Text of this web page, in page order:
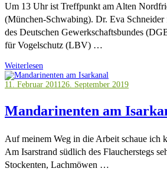
Um 13 Uhr ist Treffpunkt am Alten
(München-Schwabing). Dr. Eva
des Deutschen Gewerkschaftsbundes
für Vogelschutz (LBV) …
Weiterlesen
11. Februar 2011 26. September 2019
Mandarinenten am
Auf meinem Weg in die Arbeit schaue ich
Am Isarstrand südlich des Flaucherstegs
Stockenten, Lachmöwen …